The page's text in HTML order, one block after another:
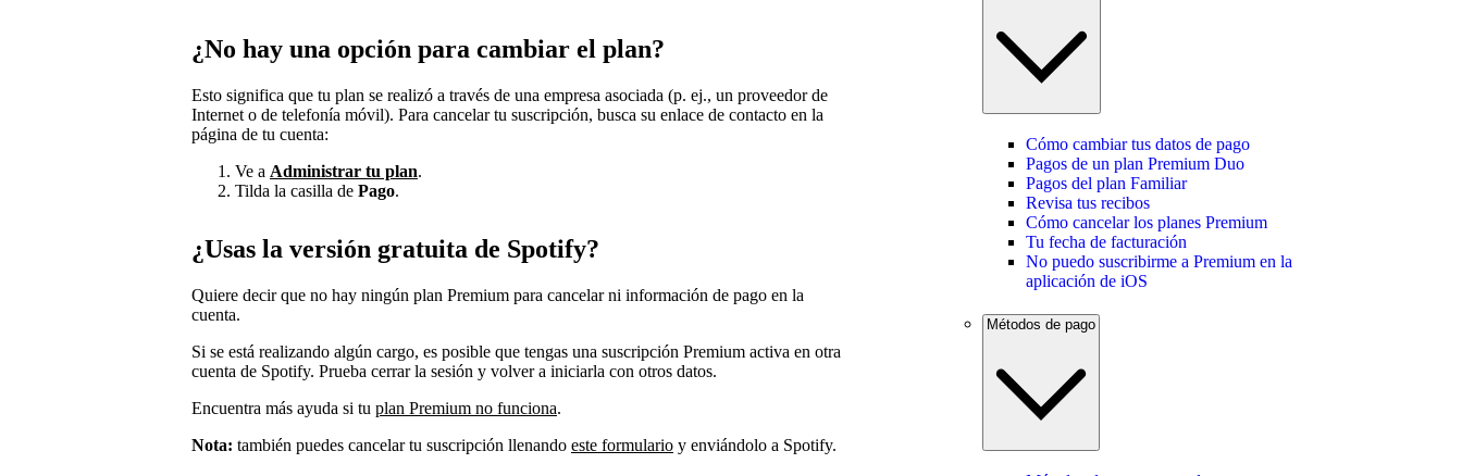
¿No hay una opción para cambiar el plan?
Esto significa que tu plan se realizó a través de una empresa asociada (p. ej., un proveedor de
Internet o de telefonía móvil). Para cancelar tu suscripción, busca su enlace de contacto en la
página de tu cuenta:
Ve a Administrar tu plan.
Tilda la casilla de Pago.
¿Usas la versión gratuita de Spotify?
Quiere decir que no hay ningún plan Premium para cancelar ni información de pago en la
cuenta.
Si se está realizando algún cargo, es posible que tengas una suscripción Premium activa en otra
cuenta de Spotify. Prueba cerrar la sesión y volver a iniciarla con otros datos.
Encuentra más ayuda si tu plan Premium no funciona.
Nota: también puedes cancelar tu suscripción llenando este formulario y enviándolo a Spotify.
Cómo cambiar tus datos de pago
Pagos de un plan Premium Duo
Pagos del plan Familiar
Revisa tus recibos
Cómo cancelar los planes Premium
Tu fecha de facturación
No puedo suscribirme a Premium en la
aplicación de iOS